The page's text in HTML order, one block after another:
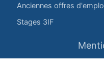
Anciennes offres
Stages 3IF